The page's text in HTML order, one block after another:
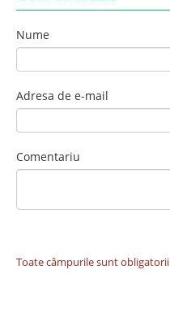
Nume
Adresa de e-mail
Comentariu
Toate câmpurile sunt obligatorii